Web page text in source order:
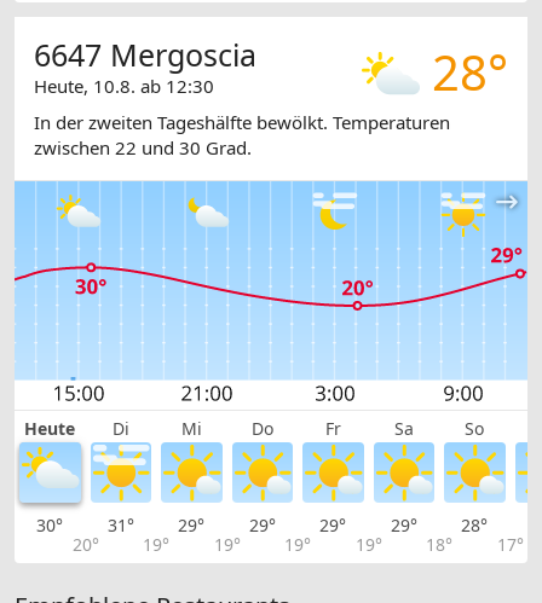
28°
6647 Mergoscia
Heute, 10.8. ab 12:30
In der zweiten Tageshälfte bewölkt. Temperaturen
zwischen 22 und 30 Grad.
Heute Di Mi Do Fr Sa So
30°
20°
31°
19°
29°
19°
29°
19°
29°
19°
29°
18°
28°
17°